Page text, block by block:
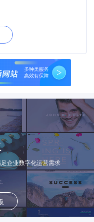
企业数字化运营需求